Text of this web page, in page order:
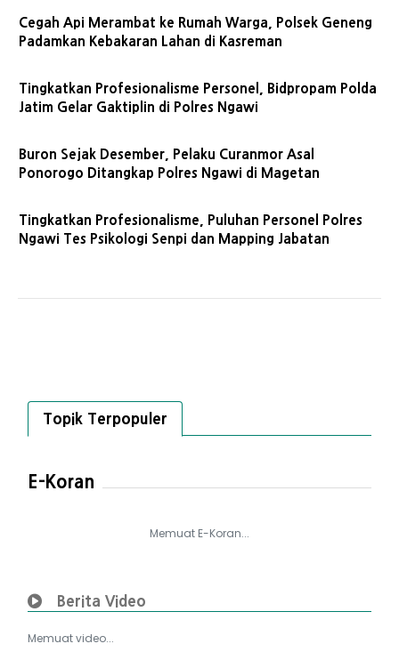
Cegah Api Merambat ke Rumah Warga, Polsek Geneng
Padamkan Kebakaran Lahan di Kasreman
Tingkatkan Profesionalisme Personel, Bidpropam Polda
Jatim Gelar Gaktiplin di Polres Ngawi
Buron Sejak Desember, Pelaku Curanmor Asal
Ponorogo Ditangkap Polres Ngawi di Magetan
Tingkatkan Profesionalisme, Puluhan Personel Polres
Ngawi Tes Psikologi Senpi dan Mapping Jabatan
Topik Terpopuler
E-Koran
Memuat E-Koran...
Berita Video
Memuat video...